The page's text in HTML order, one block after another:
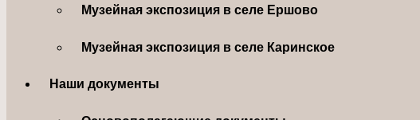
Музейная экспозиция в селе Ершово
Музейная экспозиция в селе Каринское
Наши документы